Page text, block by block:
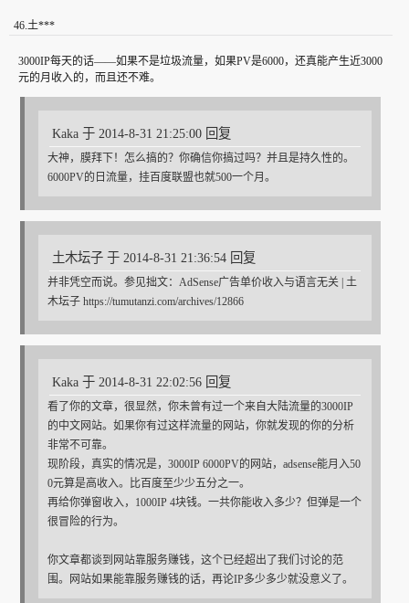
46.土***
3000IP每天的话——如果不是垃圾流量，如果PV是6000，还真能产生近3000
元的月收入的，而且还不难。
Kaka 于 2014-8-31 21:25:00 回复
大神，膜拜下！怎么搞的？你确信你搞过吗？并且是持久性的。
6000PV的日流量，挂百度联盟也就500一个月。
土木坛子 于 2014-8-31 21:36:54 回复
并非凭空而说。参见拙文：AdSense广告单价收入与语言无关 | 土
木坛子 https://tumutanzi.com/archives/12866
Kaka 于 2014-8-31 22:02:56 回复
看了你的文章，很显然，你未曾有过一个来自大陆流量的3000IP
的中文网站。如果你有过这样流量的网站，你就发现的你的分析
非常不可靠。
现阶段，真实的情况是，3000IP 6000PV的网站，adsense能月入50
0元算是高收入。比百度至少少五分之一。
再给你弹窗收入，1000IP 4块钱。一共你能收入多少？但弹是一个
很冒险的行为。
你文章都谈到网站靠服务赚钱，这个已经超出了我们讨论的范
围。网站如果能靠服务赚钱的话，再论IP多少多少就没意义了。